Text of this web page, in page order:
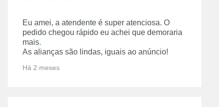
Eu amei, a atendente é super atenciosa. O
pedido chegou rápido eu achei que demoraria
mais.
As alianças são lindas, iguais ao anúncio!
Há 2 meses